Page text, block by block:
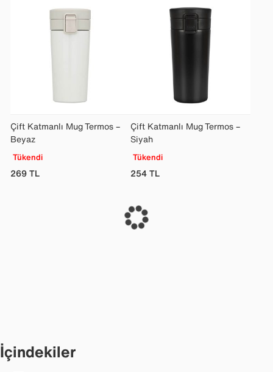
Çift Katmanlı Mug Termos –
Beyaz
Tükendi
269TL
Çift Katmanlı Mug Termos –
Siyah
Tükendi
254TL
İçindekiler